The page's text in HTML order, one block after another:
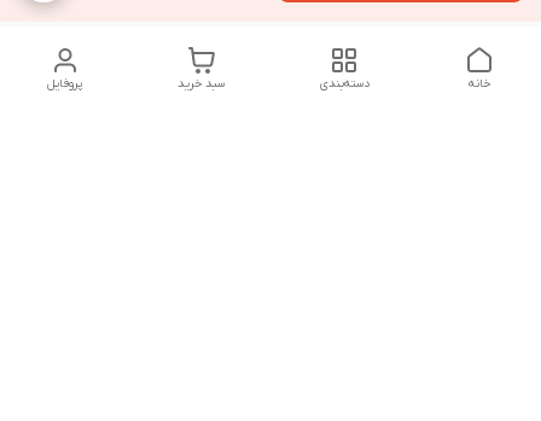
پروفایل سبد خرید دسته‌بندی خانه